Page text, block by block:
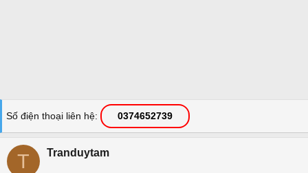
Số điện thoại liên hệ 0374652739
T Tranduytam